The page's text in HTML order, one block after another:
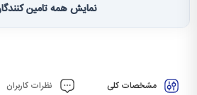
نمایش همه تامین
مشخصات کلی نظرات کاربران